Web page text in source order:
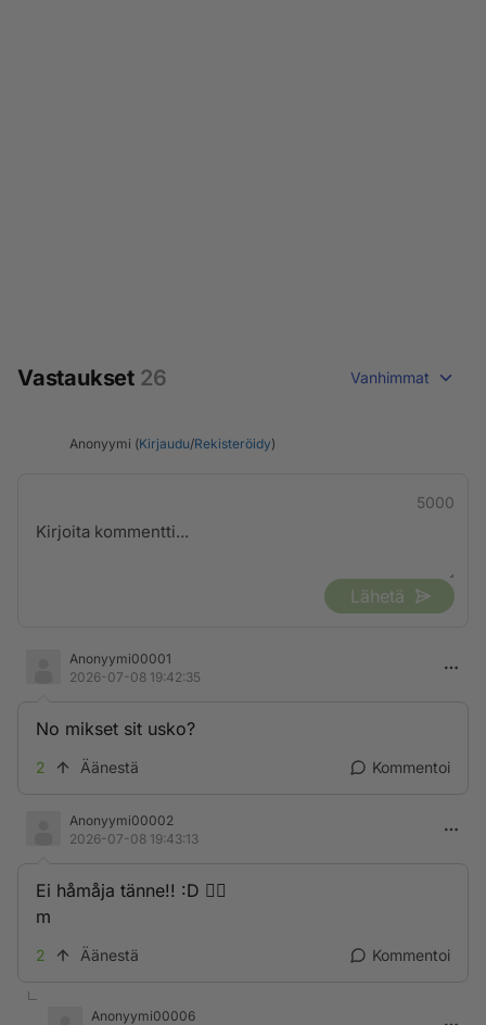
Vastaukset 26 Vanhimmat
Anonyymi (Kirjaudu/Rekisteröidy)
5000
Lähetä
Anonyymi00001
2026-07-08 19:42:35
No mikset sit usko?
2 Äänestä Kommentoi
Anonyymi00002
2026-07-08 19:43:13
Ei håmåja tänne!! :D 🤦‍♂️
m
2 Äänestä Kommentoi
Anonyymi00006